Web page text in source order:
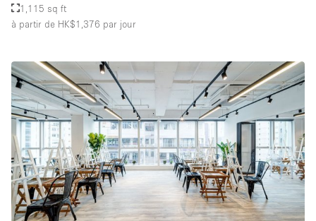
Style Industriel
Surface Habitable
Système de sécurité
Terrace
Toilettes
Water Access
Éclairage
Électricité
1,115 sq ft
à partir de HK$1,376 par jour